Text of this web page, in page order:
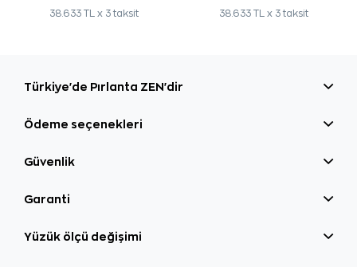
38.633 TL x 3 taksit 38.633 TL x 3 taksit
Türkiye'de Pırlanta ZEN'dir
Ödeme seçenekleri
Güvenlik
Garanti
Yüzük ölçü değişimi